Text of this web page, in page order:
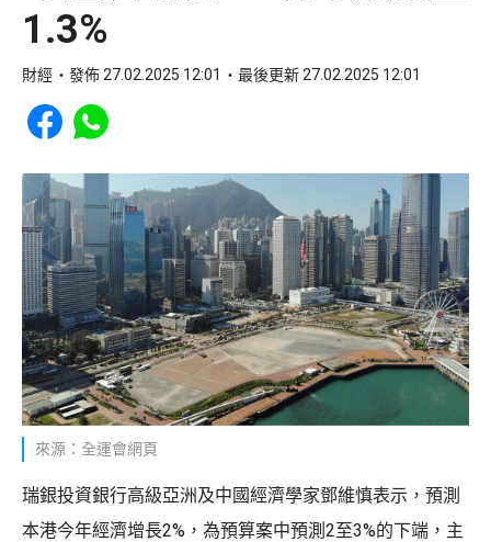
1.3%
財經 發佈 27.02.2025 12:01 最後更新 27.02.2025 12:01
Share to Facebook
Share to WhatsApp
來源：全運會網頁
瑞銀投資銀行高級亞洲及中國經濟學家鄧維慎表示，預測
本港今年經濟增長2%，為預算案中預測2至3%的下端，主